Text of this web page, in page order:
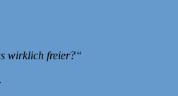
wirklich freier?“